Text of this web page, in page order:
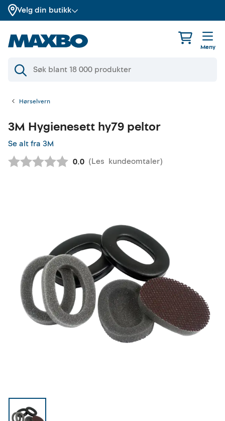
Velg din butikk
Meny
Hørselvern
3M Hygienesett hy79 peltor
Se alt fra 3M
Gjennomsnittskarakter:
0.0 (Les kundeomtaler)